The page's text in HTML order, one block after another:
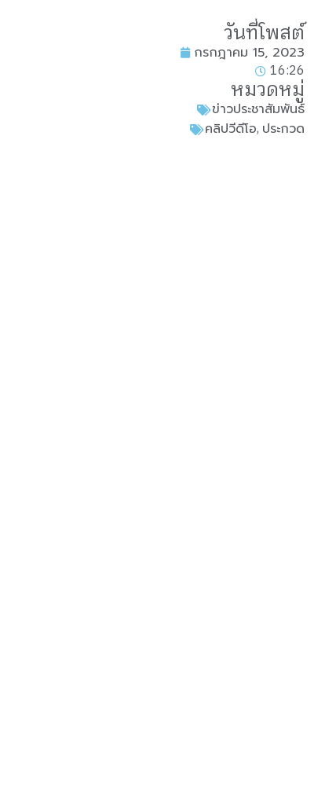
วันที่โพสต์
กรกฎาคม 15, 2023
16:26
หมวดหมู่
ข่าวประชาสัมพันธ์
คลิปวีดีโอ, ประกวด